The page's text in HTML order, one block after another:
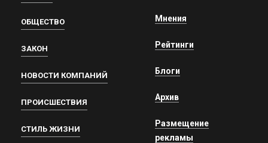
ОБЩЕСТВО
ЗАКОН
НОВОСТИ КОМПАНИЙ
ПРОИСШЕСТВИЯ
СТИЛЬ ЖИЗНИ
Мнения
Рейтинги
Блоги
Архив
Размещение
рекламы